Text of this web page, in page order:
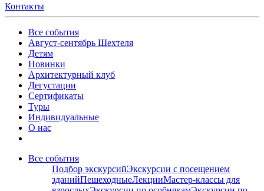
Контакты
Все события
Август-сентябрь Шехтеля
Детям
Новинки
Архитектурный клуб
Дегустации
Сертификаты
Туры
Индивидуальные
О нас
Все события
Подбор экскурсийЭкскурсии с посещением
зданийПешеходныеЛекцииМастер-классы для